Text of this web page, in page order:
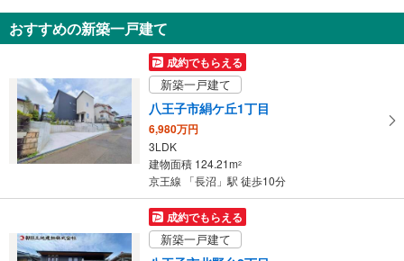
知
を
け
取
る
・
条
イ
ペ
おすすめの新築一戸建て
成約でもらえる
新築一戸建て
八王子市絹ケ丘1丁目
6,980万円
3LDK
建物面積 124.21m2
京王線 「長沼」駅 徒歩10分
成約でもらえる
新築一戸建て